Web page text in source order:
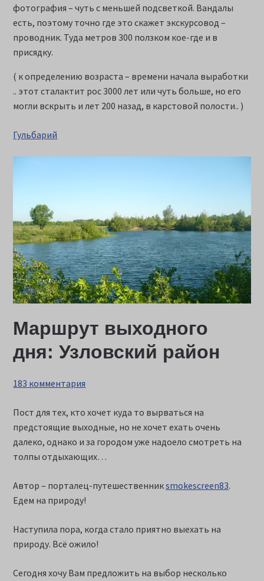
фотография – чуть с меньшей подсветкой. Вандалы
есть, поэтому точно где это скажет экскурсовод –
проводник. Туда метров 300 ползком кое-где и в
присядку.
( к определению возраста – времени начала выработки
.. этот сталактит рос 3000 лет или чуть больше, но его
могли вскрыть и лет 200 назад, в карстовой полости.. )
Гульбарий
Маршрут выходного
дня: Узловский район
183 комментария
Пост для тех, кто хочет куда то вырваться на
предстоящие выходные, но не хочет ехать очень
далеко, однако и за городом уже надоело смотреть на
толпы отдыхающих…
Автор – порталец-путешественникsmokescreen83.
Едем на природу!
Наступила пора, когда стало приятно выехать на
природу. Всё ожило!
Сегодня хочу Вам предложить на выбор несколько